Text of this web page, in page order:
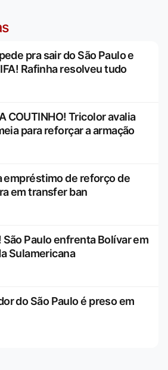
pra sair do São Paulo e
Rafinha resolveu tudo
COUTINHO! Tricolor avalia
para reforçar a armação
empréstimo de reforço de
em transfer ban
São Paulo enfrenta Bolívar em
Sulamericana
do São Paulo é preso em